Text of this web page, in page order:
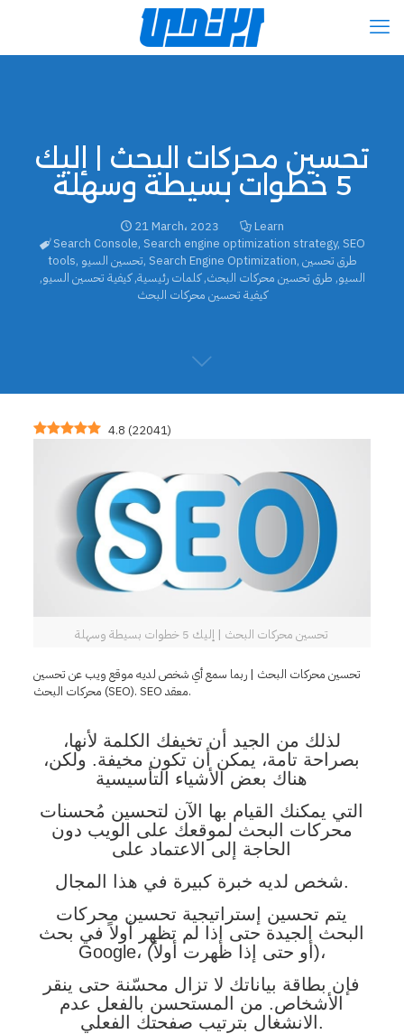
تحسين محركات البحث | إليك
5 خطوات بسيطة وسهلة
21 March، 2023
Learn
Search Console, Search engine optimization strategy, SEO
tools, تحسين السيو, Search Engine Optimization, طرق تحسين
السيو, طرق تحسين محركات البحث,كلمات رئيسية,كيفية تحسين السيو,
كيفية تحسين محركات البحث
4.8 (22041)
تحسين محركات البحث | إليك 5 خطوات بسيطة وسهلة
تحسين محركات البحث | ربما سمع أي شخص لديه موقع ويب عن تحسين
محركات البحث (SEO). SEO معقد.
لذلك من الجيد أن تخيفك الكلمة لأنها،
بصراحة تامة، يمكن أن تكون مخيفة. ولكن،
هناك بعض الأشياء التأسيسية
التي يمكنك القيام بها الآن لتحسين مُحسنات
محركات البحث لموقعك على الويب دون
الحاجة إلى الاعتماد على
شخص لديه خبرة كبيرة في هذا المجال.
يتم تحسين إستراتيجية تحسين محركات
البحث الجيدة حتى إذا لم تظهر أولاً في بحث
Google، (أو حتى إذا ظهرت أولاً)،
فإن بطاقة بياناتك لا تزال محسّنة حتى ينقر
الأشخاص. من المستحسن بالفعل عدم
الانشغال بترتيب صفحتك الفعلي.